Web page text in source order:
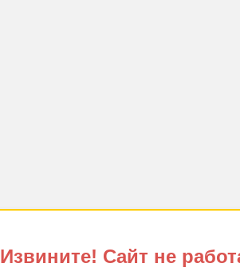
Извините! Сайт не